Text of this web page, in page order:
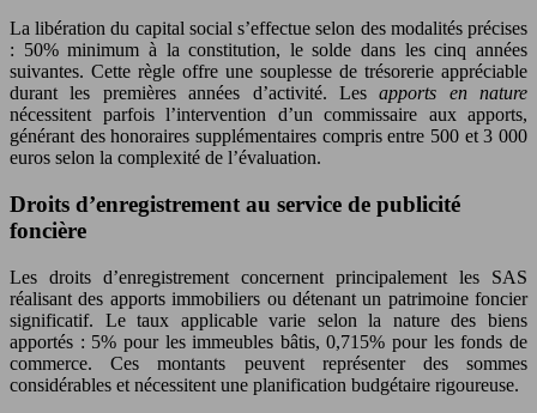
La libération du capital social s’effectue selon des modalités précises
: 50% minimum à la constitution, le solde dans les cinq années
suivantes. Cette règle offre une souplesse de trésorerie appréciable
durant les premières années d’activité. Lesapports en nature
nécessitent parfois l’intervention d’un commissaire aux apports,
générant des honoraires supplémentaires compris entre 500 et 3 000
euros selon la complexité de l’évaluation.
Droits d’enregistrement au service de publicité
foncière
Les droits d’enregistrement concernent principalement les SAS
réalisant des apports immobiliers ou détenant un patrimoine foncier
significatif. Le taux applicable varie selon la nature des biens
apportés : 5% pour les immeubles bâtis, 0,715% pour les fonds de
commerce. Ces montants peuvent représenter des sommes
considérables et nécessitent une planification budgétaire rigoureuse.